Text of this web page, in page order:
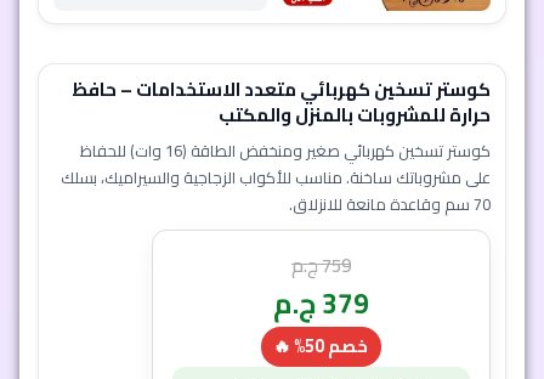
كوستر تسخين كهربائي متعدد الاستخدامات – حافظ
حرارة للمشروبات بالمنزل والمكتب
على مشروباتك ساخنة. مناسب للأكواب الزجاجية والسيراميك، بسلك
70 سم وقاعدة مانعة للانزلاق.
759ج.م
379ج.م
خصم 50% 🔥